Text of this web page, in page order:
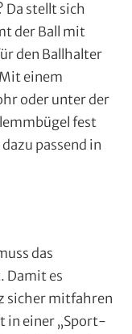
Da stellt sich
der Ball mit
den Ballhalter
einem
oder unter der
fest
passend in
das
Damit es
sicher mitfahren
in einer „Sport-